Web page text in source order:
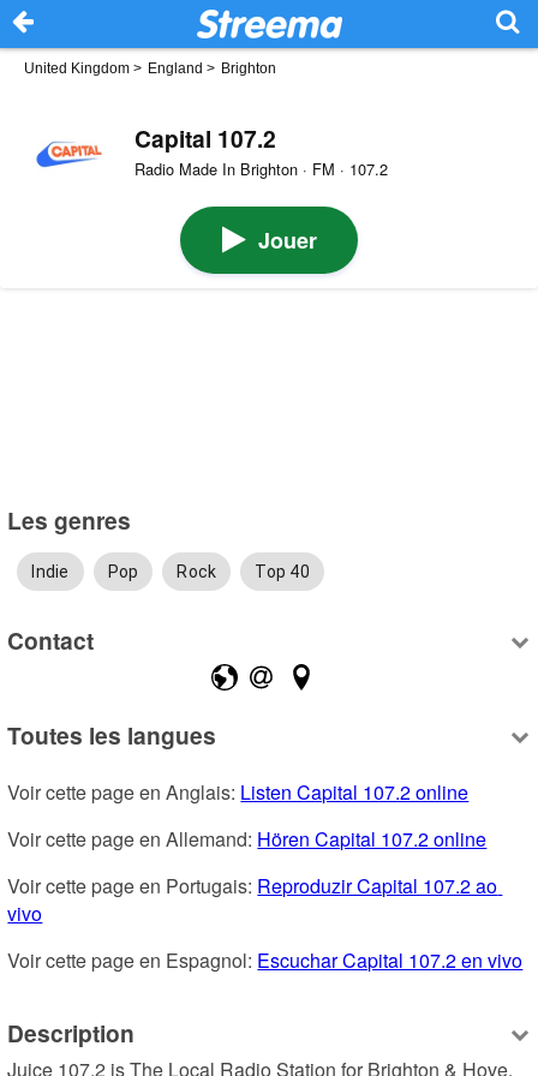
United Kingdom > England > Brighton
Capital 107.2
Radio Made In Brighton · FM · 107.2
Jouer
Les genres
Indie Pop Rock Top 40
Contact
Toutes les langues
Voir cette page en Anglais: Listen Capital 107.2 online
Voir cette page en Allemand: Hören Capital 107.2 online
Voir cette page en Portugais: Reproduzir Capital 107.2 ao
vivo
Voir cette page en Espagnol: Escuchar Capital 107.2 en vivo
Description
Juice 107.2 is The Local Radio Station for Brighton & Hove,